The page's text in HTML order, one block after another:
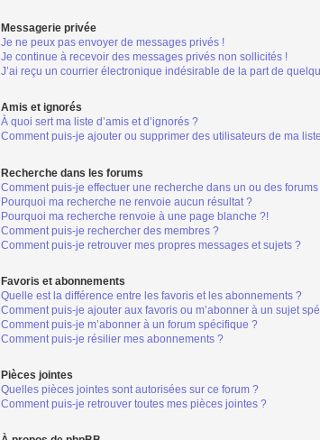
Messagerie privée
Je ne peux pas envoyer de messages privés !
Je continue à recevoir des messages privés non sollicités !
J’ai reçu un courrier électronique indésirable de la part de
Amis et ignorés
À quoi sert ma liste d’amis et d’ignorés ?
Comment puis-je ajouter ou supprimer des utilisateurs de ma
Recherche dans les forums
Comment puis-je effectuer une recherche dans un ou des forums
Pourquoi ma recherche ne renvoie aucun résultat ?
Pourquoi ma recherche renvoie à une page blanche ?!
Comment puis-je rechercher des membres ?
Comment puis-je retrouver mes propres messages et sujets ?
Favoris et abonnements
Quelle est la différence entre les favoris et les abonnements ?
Comment puis-je ajouter aux favoris ou m’abonner à un sujet
Comment puis-je m’abonner à un forum spécifique ?
Comment puis-je résilier mes abonnements ?
Pièces jointes
Quelles pièces jointes sont autorisées sur ce forum ?
Comment puis-je retrouver toutes mes pièces jointes ?